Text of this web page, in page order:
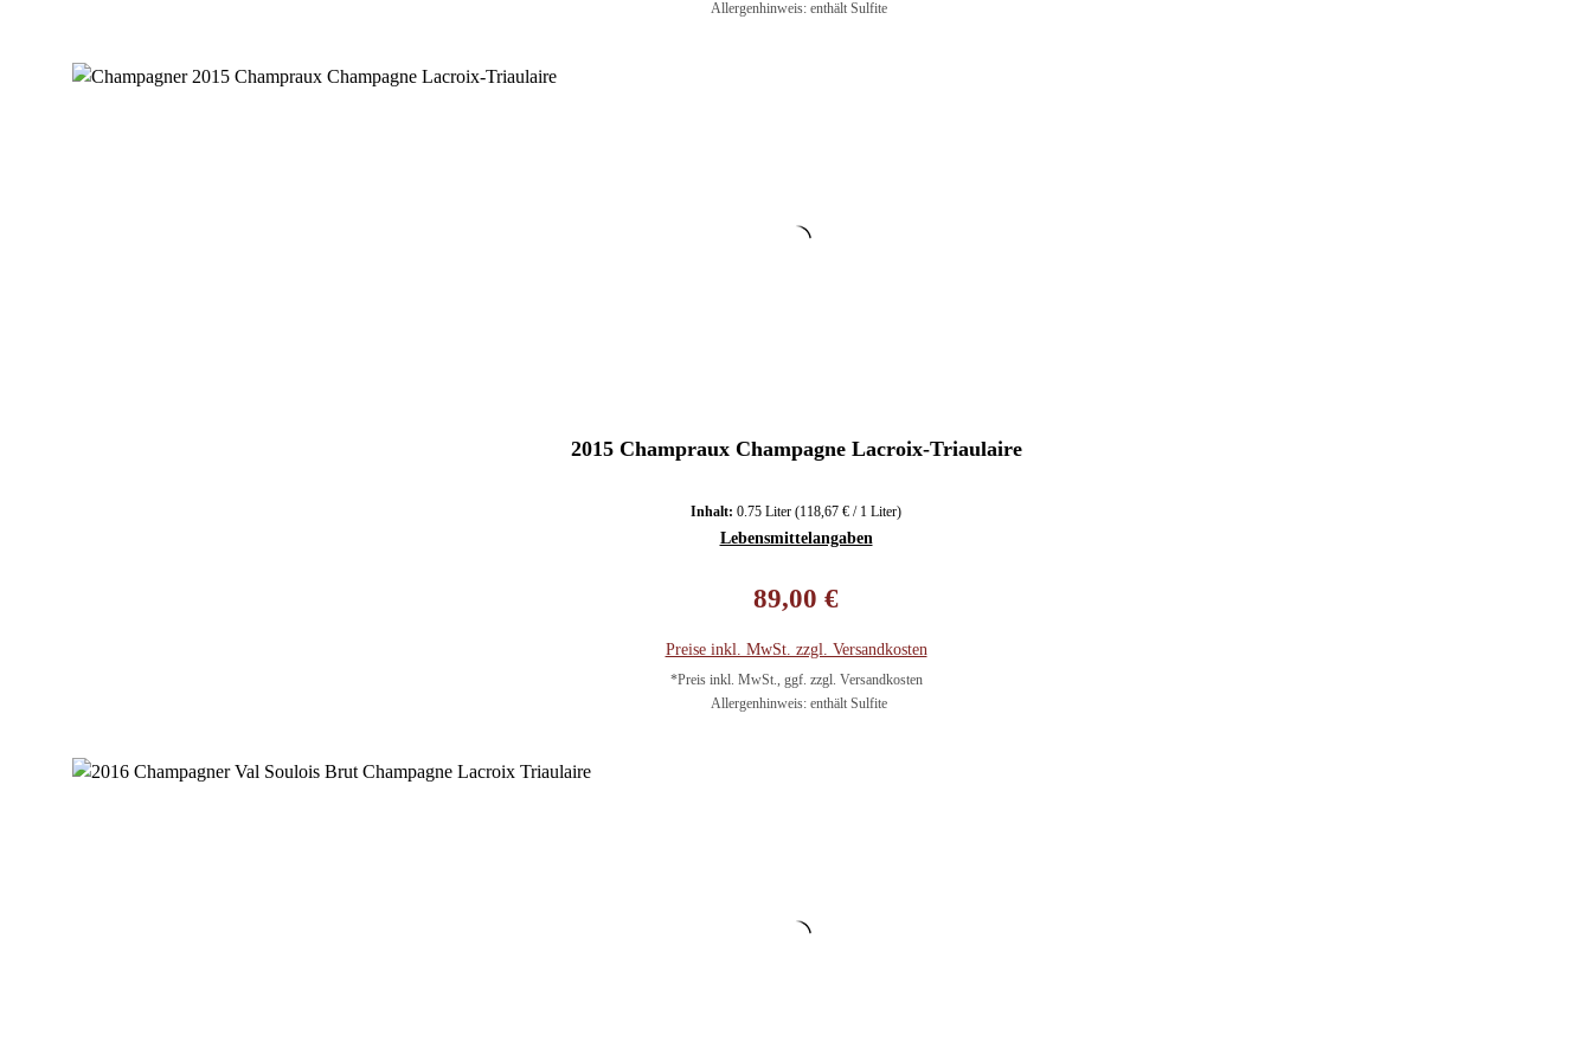
Allergenhinweis: enthält Sulfite
2015 Champraux Champagne Lacroix-Triaulaire
Inhalt: 0.75 Liter (118,67 € / 1 Liter)
Lebensmittelangaben
89,00 €
Preise inkl. MwSt. zzgl. Versandkosten
*Preis inkl. MwSt., ggf. zzgl. Versandkosten
Allergenhinweis: enthält Sulfite